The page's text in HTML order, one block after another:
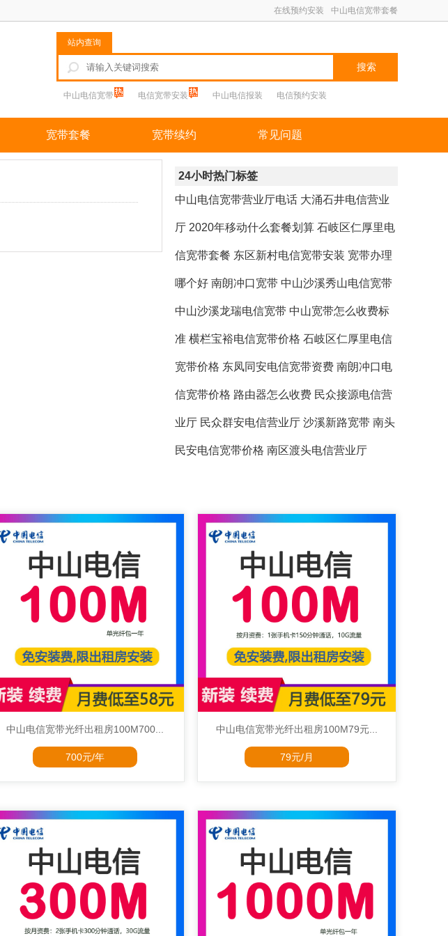
中山电信宽带套餐
在线预约安装
站内查询
搜索
中山电信宽带 电信宽带安装 中山电信报装 电信预约安装
宽带套餐 宽带续约 常见问题
24小时热门标签
中山电信宽带营业厅电话 大涌石井电信营业
厅 2020年移动什么套餐划算 石岐区仁厚里电
信宽带套餐 东区新村电信宽带安装 宽带办理
哪个好 南朗冲口宽带 中山沙溪秀山电信宽带
中山沙溪龙瑞电信宽带 中山宽带怎么收费标
准 横栏宝裕电信宽带价格 石岐区仁厚里电信
宽带价格 东凤同安电信宽带资费 南朗冲口电
信宽带价格 路由器怎么收费 民众接源电信营
业厅 民众群安电信营业厅 沙溪新路宽带 南头
民安电信宽带价格 南区渡头电信营业厅
中山电信宽带光纤出租房100M700...
700元/年
中山电信宽带光纤出租房100M79元...
79元/月